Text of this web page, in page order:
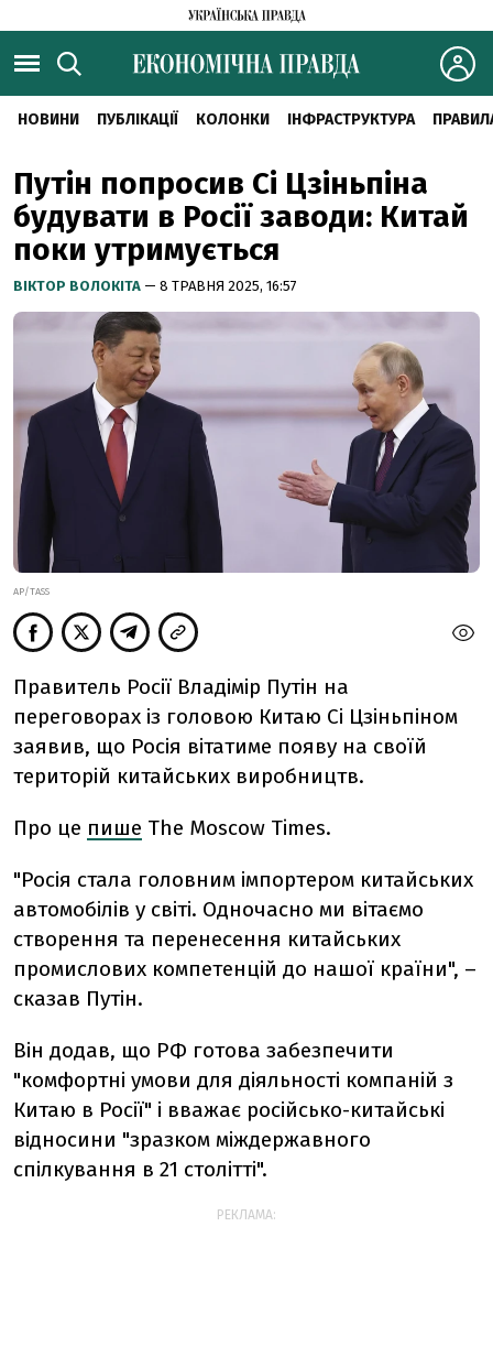
НОВИНИ ПУБЛІКАЦІЇ КОЛОНКИ ІНФРАСТРУКТУРА
Путін попросив Сі Цзіньпіна
будувати в Росії заводи: Китай
поки утримується
ВІКТОР ВОЛОКІТА — 8 ТРАВНЯ 2025, 16:57
AP/TASS
Правитель Росії Владімір Путін на
переговорах із головою Китаю Сі Цзіньпіном
заявив, що Росія вітатиме появу на своїй
територій китайських виробництв.
Про це пише The Moscow Times.
"Росія стала головним імпортером китайських
автомобілів у світі. Одночасно ми вітаємо
створення та перенесення китайських
промислових компетенцій до нашої країни", –
сказав Путін.
Він додав, що РФ готова забезпечити
"комфортні умови для діяльності компаній з
Китаю в Росії" і вважає російсько-китайські
відносини "зразком міждержавного
спілкування в 21 столітті".
РЕКЛАМА: